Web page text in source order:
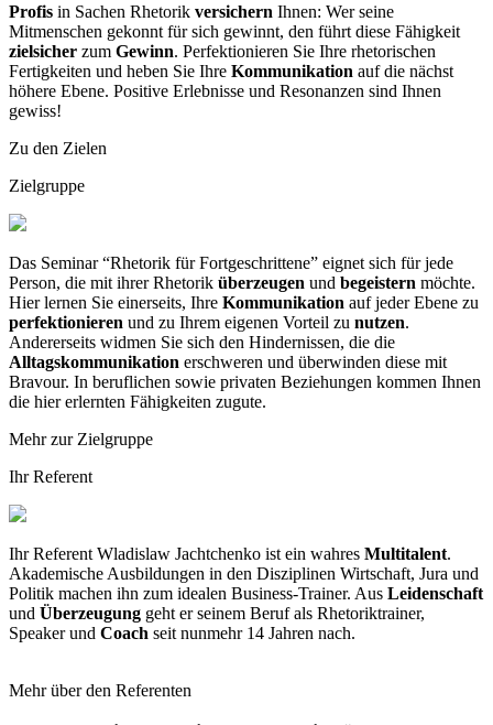
Profis in Sachen Rhetorik versichern Ihnen: Wer seine
Mitmenschen gekonnt für sich gewinnt, den führt diese Fähigkeit
zielsicher zum Gewinn. Perfektionieren Sie Ihre rhetorischen
Fertigkeiten und heben Sie Ihre Kommunikation auf die nächst
höhere Ebene. Positive Erlebnisse und Resonanzen sind Ihnen
gewiss!
Zu den Zielen
Zielgruppe
Das Seminar “Rhetorik für Fortgeschrittene” eignet sich für jede
Person, die mit ihrer Rhetorik überzeugen und begeistern möchte.
Hier lernen Sie einerseits, Ihre Kommunikation auf jeder Ebene zu
perfektionieren und zu Ihrem eigenen Vorteil zu nutzen.
Andererseits widmen Sie sich den Hindernissen, die die
Alltagskommunikation erschweren und überwinden diese mit
Bravour. In beruflichen sowie privaten Beziehungen kommen Ihnen
die hier erlernten Fähigkeiten zugute.
Mehr zur Zielgruppe
Ihr Referent
Ihr Referent Wladislaw Jachtchenko ist ein wahres Multitalent.
Akademische Ausbildungen in den Disziplinen Wirtschaft, Jura und
Politik machen ihn zum idealen Business-Trainer. Aus Leidenschaft
und Überzeugung geht er seinem Beruf als Rhetoriktrainer,
Speaker und Coach seit nunmehr 14 Jahren nach.
Mehr über den Referenten